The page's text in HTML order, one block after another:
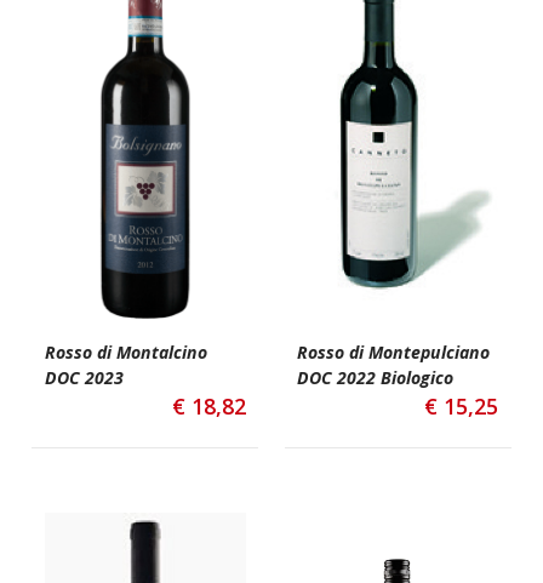
Rosso di Montalcino
DOC 2023
€ 18,82
Rosso di Montepulciano
DOC 2022 Biologico
€ 15,25